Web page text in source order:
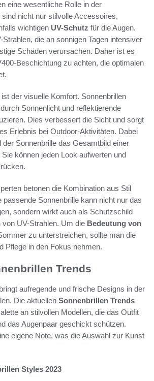
eine wesentliche Rolle in der
sind nicht nur stilvolle Accessoires,
wichtigen UV-Schutz für die Augen.
die an sonnigen Tagen intensiver
Schäden verursachen. Daher ist es
Beschichtung zu achten, die optimalen
der visuelle Komfort. Sonnenbrillen
Sonnenlicht und reflektierende
Dies verbessert die Sicht und sorgt
Erlebnis bei Outdoor-Aktivitäten. Dabei
der Sonnenbrille das Gesamtbild einer
können jeden Look aufwerten und
betonen die Kombination aus Stil
passende Sonnenbrille kann nicht nur das
sondern wirkt auch als Schutzschild
von UV-Strahlen. Um die Bedeutung von
zu unterstreichen, sollte man die
Pflege in den Fokus nehmen.
Trends
aufregende und frische Designs in der
Die aktuellen Sonnenbrillen Trends
an stilvollen Modellen, die das Outfit
das Augenpaar geschickt schützen.
eigene Note, was die Auswahl zur Kunst
Styles 2023